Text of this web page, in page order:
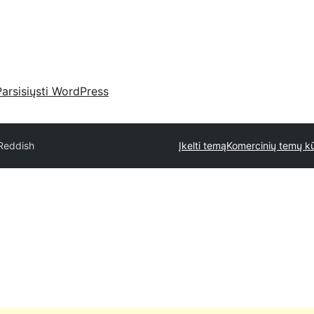
WordPress
Įkelti temąKomercinių temų